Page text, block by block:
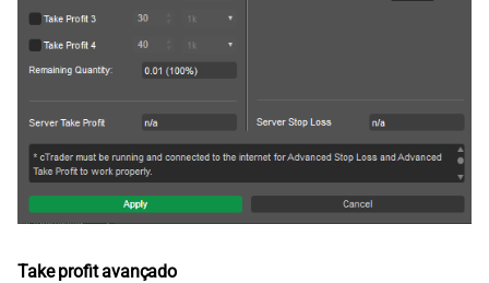
Take profit avançado